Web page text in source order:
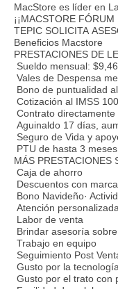
MacStore es líder en
¡¡MACSTORE FÓRUM
TEPIC SOLICITA
Beneficios Macstore
PRESTACIONES DE
Sueldo mensual:
Vales de Despensa
Bono de puntualidad
Cotización al IMSS
Contrato
Aguinaldo 17 días,
Seguro de Vida y
PTU de hasta 3
MÁS PRESTACIONES
Caja de ahorro
Descuentos con
Bono Navideño·
Atención
Labor de venta
Brindar asesoría
Trabajo en equipo
Seguimiento Post
Gusto por la
Gusto por el trato con